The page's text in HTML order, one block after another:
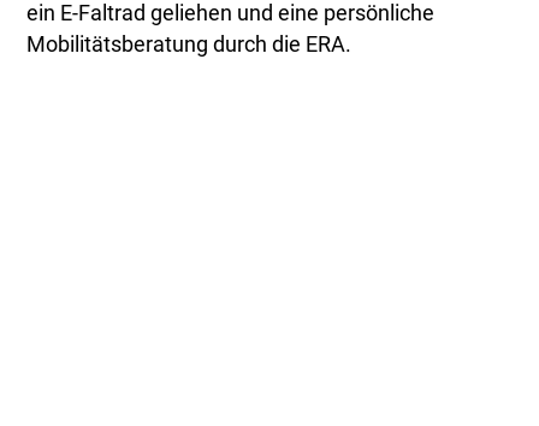
ein E-Faltrad geliehen und eine persönliche
Mobilitätsberatung durch die ERA.